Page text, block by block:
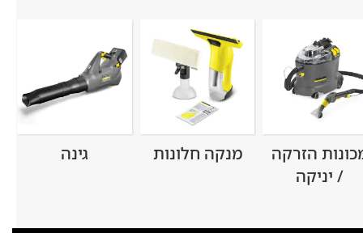
הזרקה
/ יניקה
מנקה חלונות גינה